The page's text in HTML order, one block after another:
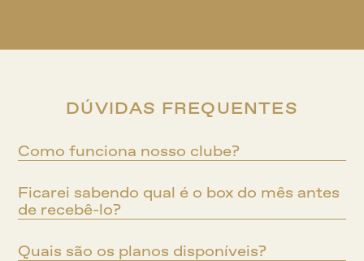
DÚVIDAS FREQUENTES
Como funciona nosso clube?
Ficarei sabendo qual é o box do mês antes
de recebê-lo?
Quais são os planos disponíveis?